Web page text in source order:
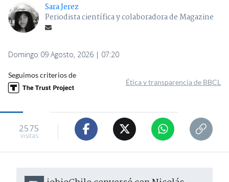
Sara Jerez
Periodista científica y colaboradora de Magazine
Domingo 09 Agosto, 2026 | 07:20
Seguimos criterios de
Ética y transparencia de BBCL
2575
visitas